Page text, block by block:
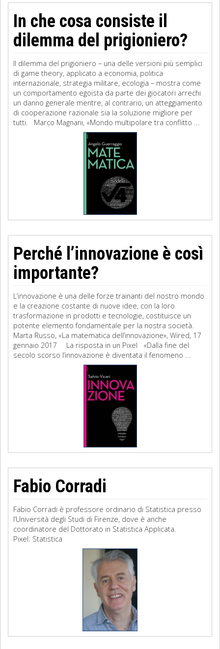
In che cosa consiste il
dilemma del prigioniero?
Il dilemma del prigioniero – una delle versioni più semplici
di game theory, applicato a economia, politica
internazionale, strategia militare, ecologia – mostra come
un comportamento egoista da parte dei giocatori arrechi
un danno generale mentre, al contrario, un atteggiamento
di cooperazione razionale sia la soluzione migliore per
tutti. Marco Magnani, «Mondo multipolare tra conflitto ...
Perché l’innovazione è così
importante?
L’innovazione è una delle forze trainanti del nostro mondo
e la creazione costante di nuove idee, con la loro
trasformazione in prodotti e tecnologie, costituisce un
potente elemento fondamentale per la nostra società.
Marta Russo, «La matematica dell’innovazione», Wired, 17
gennaio 2017 La risposta in un Pixel «Dalla fine del
secolo scorso l’innovazione è diventata il fenomeno ...
Fabio Corradi
Fabio Corradi è professore ordinario di Statistica presso
l’Università degli Studi di Firenze, dove è anche
coordinatore del Dottorato in Statistica Applicata.
Pixel: Statistica